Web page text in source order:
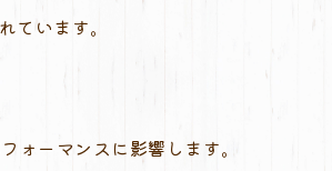
ています。
ォーマンスに影響します。